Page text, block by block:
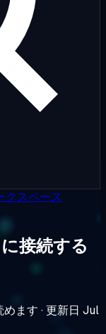
クスペース
接続する
めます ·更新日 Jul